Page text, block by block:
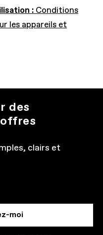
:Conditions
les appareils et
des
clairs et
moi